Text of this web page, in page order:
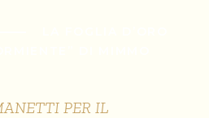
PER IL